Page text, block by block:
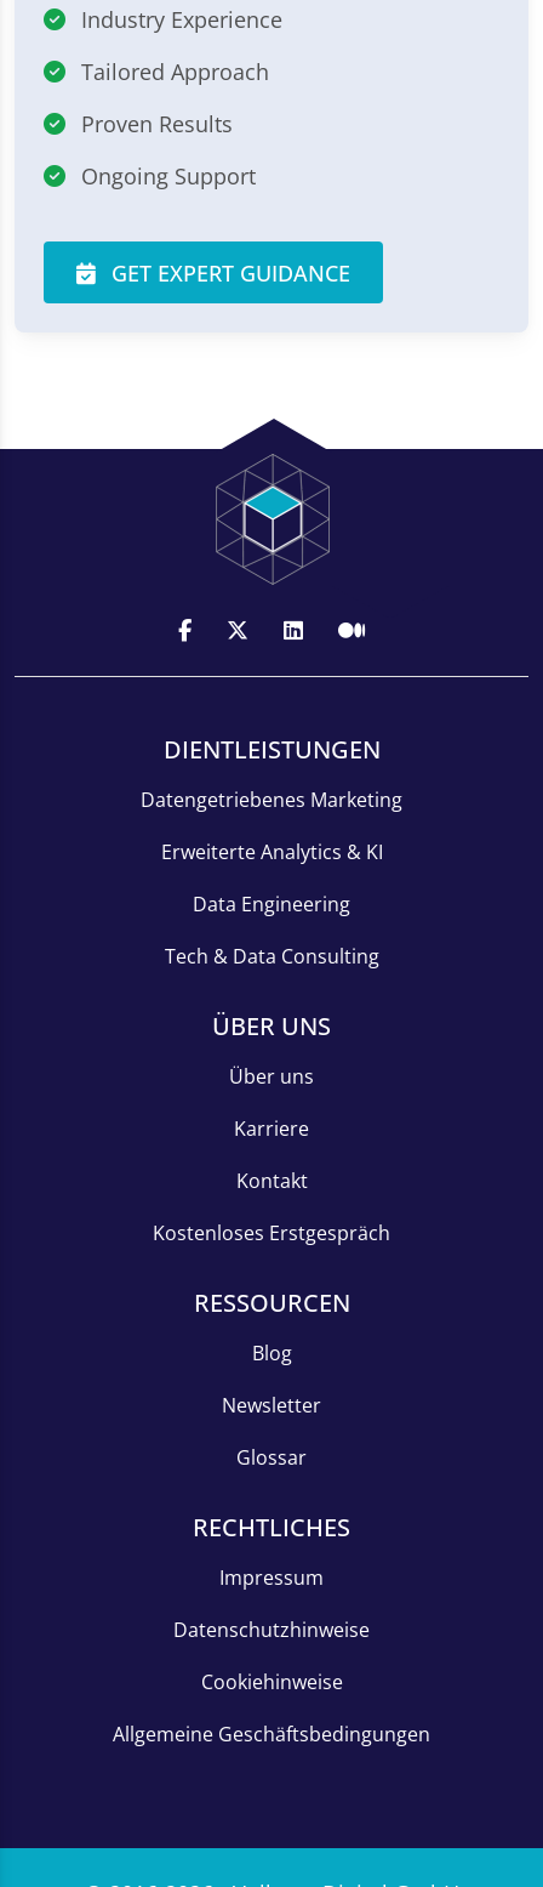
Industry Experience
Tailored Approach
Proven Results
Ongoing Support
GET EXPERT GUIDANCE
DIENTLEISTUNGEN
Datengetriebenes Marketing
Erweiterte Analytics & KI
Data Engineering
Tech & Data Consulting
ÜBER UNS
Über uns
Karriere
Kontakt
Kostenloses Erstgespräch
RESSOURCEN
Blog
Newsletter
Glossar
RECHTLICHES
Impressum
Datenschutzhinweise
Cookiehinweise
Allgemeine Geschäftsbedingungen